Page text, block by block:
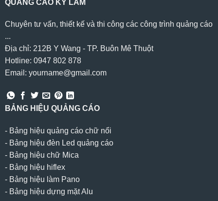
QUẢNG CÁO KỲ LÂM
Chuyên tư vấn, thiết kế và thi công các công trình quảng cáo
...
Địa chỉ: 212B Y Wang - TP. Buôn Mê Thuột
Hotline: 0947 802 878
Email: yourname@gmail.com
BẢNG HIỆU QUẢNG CÁO
- Bảng hiệu quảng cáo chữ nổi
- Bảng hiệu đèn Led quảng cáo
- Bảng hiệu chữ Mica
- Bảng hiệu hiflex
- Bảng hiệu làm Pano
- Bảng hiệu dựng mặt Alu